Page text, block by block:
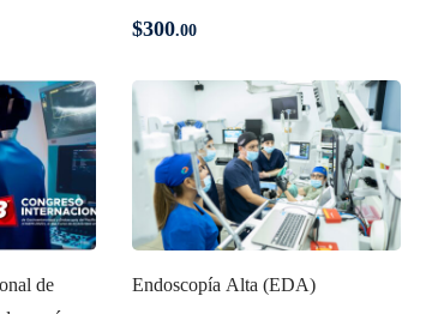
del Pacífico Sur & el 10mo Curso
2024
$300.00
de
Endoscopía Alta (EDA)